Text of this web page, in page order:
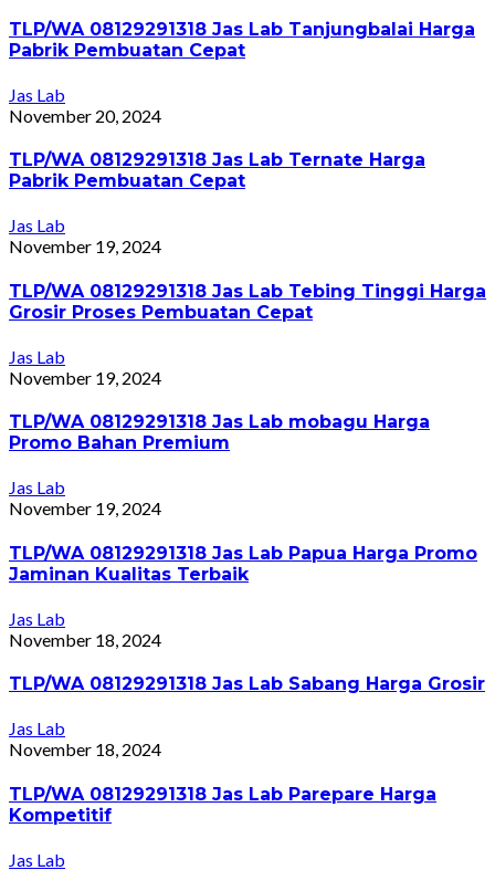
TLP/WA 08129291318 Jas Lab Tanjungbalai Harga
Pabrik Pembuatan Cepat
Jas Lab
November 20, 2024
TLP/WA 08129291318 Jas Lab Ternate Harga
Pabrik Pembuatan Cepat
Jas Lab
November 19, 2024
TLP/WA 08129291318 Jas Lab Tebing Tinggi Harga
Grosir Proses Pembuatan Cepat
Jas Lab
November 19, 2024
TLP/WA 08129291318 Jas Lab mobagu Harga
Promo Bahan Premium
Jas Lab
November 19, 2024
TLP/WA 08129291318 Jas Lab Papua Harga Promo
Jaminan Kualitas Terbaik
Jas Lab
November 18, 2024
TLP/WA 08129291318 Jas Lab Sabang Harga Grosir
Jas Lab
November 18, 2024
TLP/WA 08129291318 Jas Lab Parepare Harga
Kompetitif
Jas Lab